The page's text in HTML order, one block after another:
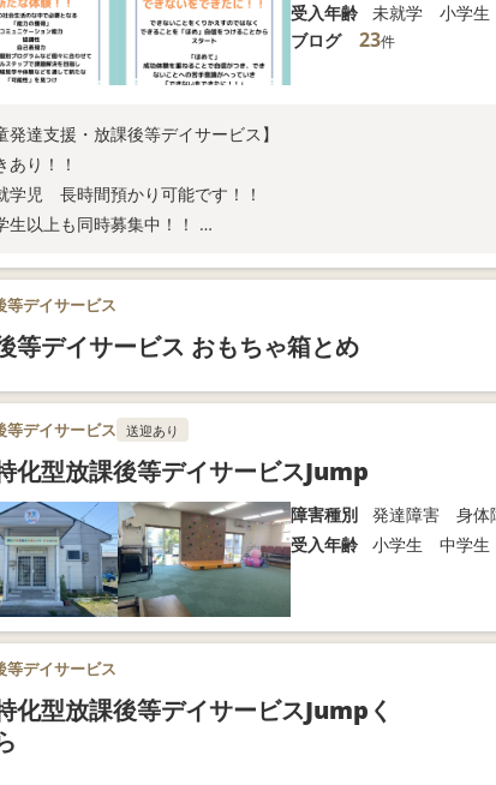
受入年齢
未就学 小学
ブログ
23件
発達支援・放課後等デイサービス】
あり！！
学児 長時間預かり可能です！！
生以上も同時募集中！！
にお問い合わせください。(^O^)
等デイサービス
等デイサービス おもちゃ箱とめ
等デイサービス 送迎あり
化型放課後等デイサービスJump
障害種別
発達障害 身
受入年齢
小学生 中学
等デイサービス
化型放課後等デイサービスJumpく